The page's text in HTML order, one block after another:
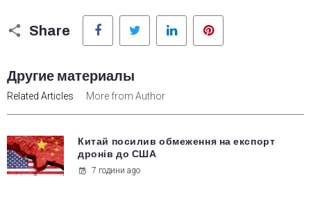
Share
Facebook Twitter LinkedIn
Другие материалы
Related Articles More from Author
Китай посилив обмеження на експорт
дронів до США
7 години ago